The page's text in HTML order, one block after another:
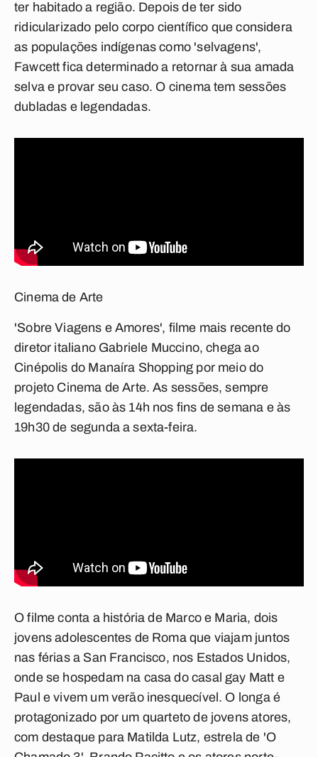
ter habitado a região. Depois de ter sido
ridicularizado pelo corpo científico que considera
as populações indígenas como 'selvagens',
Fawcett fica determinado a retornar à sua amada
selva e provar seu caso. O cinema tem sessões
dubladas e legendadas.
Cinema de Arte
'Sobre Viagens e Amores', filme mais recente do
diretor italiano Gabriele Muccino, chega ao
Cinépolis do Manaíra Shopping por meio do
projeto Cinema de Arte. As sessões, sempre
legendadas, são às 14h nos fins de semana e às
19h30 de segunda a sexta-feira.
O filme conta a história de Marco e Maria, dois
jovens adolescentes de Roma que viajam juntos
nas férias a San Francisco, nos Estados Unidos,
onde se hospedam na casa do casal gay Matt e
Paul e vivem um verão inesquecível. O longa é
protagonizado por um quarteto de jovens atores,
com destaque para Matilda Lutz, estrela de 'O